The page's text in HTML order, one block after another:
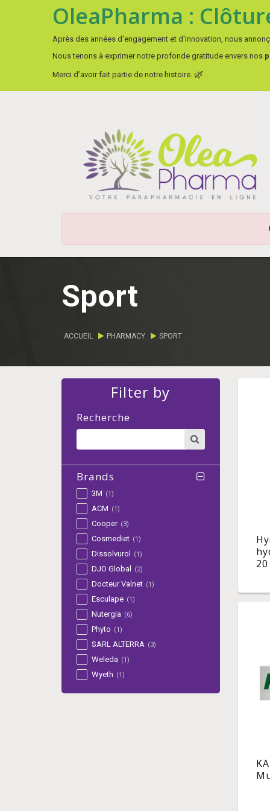
OleaPharma :
Après des années d'engagement et d'innovation, nous
Nous tenons à exprimer notre profonde gratitude envers nos
Merci d’avoir fait partie de notre histoire. 🌿
Sport
ACCUEIL PHARMACY SPORT
Filter by
Recherche
Brands
3M (1)
ACM (1)
Cooper (3)
Cosmediet (1)
Dissolvurol (1)
DJO Global (2)
Docteur Valnet (1)
Esculape (1)
Nutergia (6)
Phyto (1)
SARL ALTERRA (3)
Weleda (1)
Wyeth (1)